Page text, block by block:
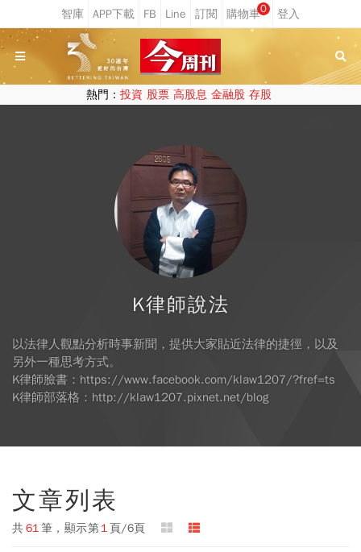
0
熱門： 投資 股票 高股息 金融股 存股
K律師說法
以法律人觀點分析時事新聞，提供大家貼近法律的捷徑，以及
另外一種思考方式。
K律師臉書：https://www.facebook.com/klaw1207/?fref=ts
K律師部落格：http://klaw1207.pixnet.net/blog
文章列表
共61筆，顯示第1頁/6頁